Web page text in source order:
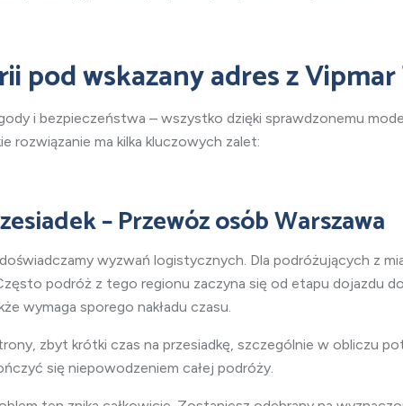
pod wskazany adres z
i bezpieczeństwa – wszystko dzięki sprawdzonemu
rozwiązanie ma kilka kluczowych zalet:
– Przewóz osóbWarszawa
wyzwań logistycznych. Dla podróżujących z
podróż z tego regionu zaczyna się od etapu dojazdu
wymaga sporego nakładu czasu.
zbyt krótki czas na przesiadkę, szczególnie w obliczu
się niepowodzeniem całej podróży.